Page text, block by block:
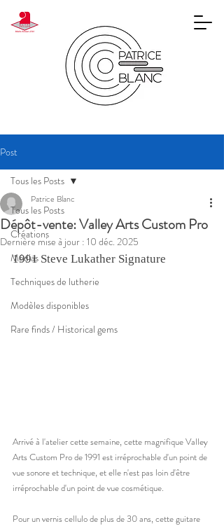
Post
Tous les Posts
Créations
Médias
Techniques de lutherie
Modèles disponibles
Rare finds / Historical gems
Tous les Posts
Dépôt-vente: Valley Arts Custom Pro
Patrice Blanc
Dernière mise à jour : 10 déc. 2025
1991 Steve Lukather Signature
Arrivé à l'atelier cette semaine, cette magnifique Valley
Arts Custom Pro de 1991 est irréprochable d'un point de
vue sonore et technique, et elle n'est pas loin d'être
irréprochable d'un point de vue cosmétique.
Pour un vernis cellulo de plus de 30 ans, cette guitare